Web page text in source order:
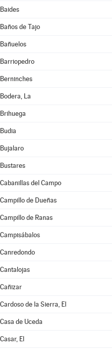
Baides
Baños de Tajo
Bañuelos
Barriopedro
Berninches
Bodera, La
Brihuega
Budia
Bujalaro
Bustares
Cabanillas del Campo
Campillo de Dueñas
Campillo de Ranas
Campisábalos
Canredondo
Cantalojas
Cañizar
Cardoso de la Sierra, El
Casa de Uceda
Casar, El